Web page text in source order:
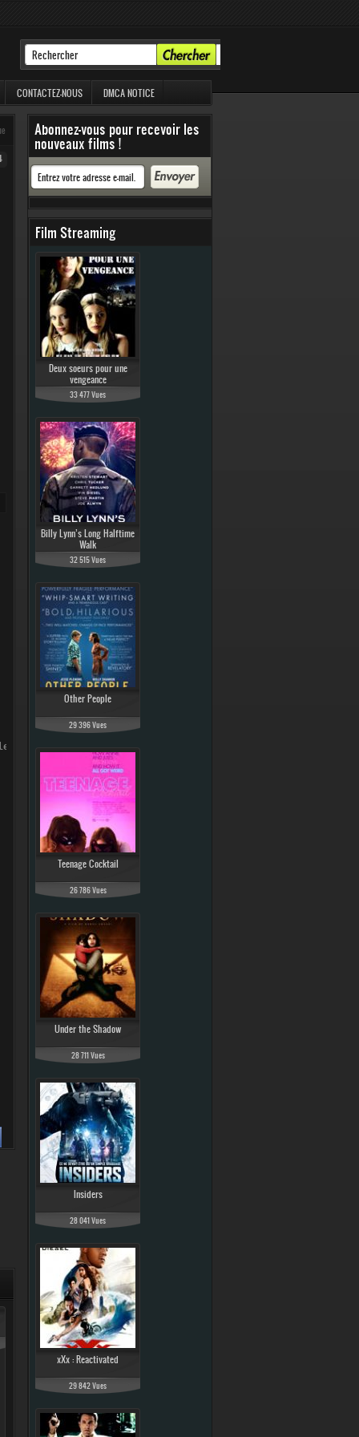
CONTACTEZ-NOUS DMCA NOTICE
restantes film complet, regarder Les Etoiles restantes
Abonnez-vous pour recevoir les
nouveaux films !
Film Streaming
Deux soeurs pour une
vengeance
33 477 Vues
Billy Lynn’s Long Halftime
Walk
32 515 Vues
Other People
29 396 Vues
Teenage Cocktail
26 786 Vues
Under the Shadow
28 711 Vues
Insiders
28 041 Vues
xXx : Reactivated
29 842 Vues